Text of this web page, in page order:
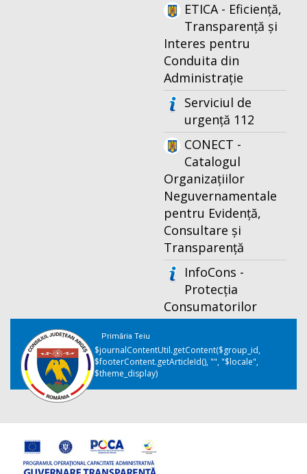
ETICA - Eficiență,
Transparență și
Interes pentru
Conduita din
Administrație
Serviciul de
urgență 112
CONECT -
Catalogul
Organizațiilor
Neguvernamentale
pentru Evidență,
Consultare și
Transparență
InfoCons -
Protecția
Consumatorilor
Primăria Teiu
$journalContentUtil.getContent($group_id,
$footerContent.getArticleId(), "", "$locale",
$theme_display)